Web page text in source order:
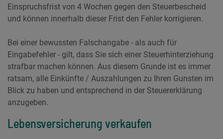
Einspruchsfrist von 4 Wochen gegen den Steuerbescheid
und können innerhalb dieser Frist den Fehler korrigieren.
Bei einer bewussten Falschangabe - als auch für
Eingabefehler - gilt, dass Sie sich einer Steuerhinterziehung
strafbar machen können. Aus diesem Grunde ist es immer
ratsam, alle Einkünfte / Auszahlungen zu Ihren Gunsten im
Blick zu haben und entsprechend in der Steuererklärung
anzugeben.
Lebensversicherung verkaufen